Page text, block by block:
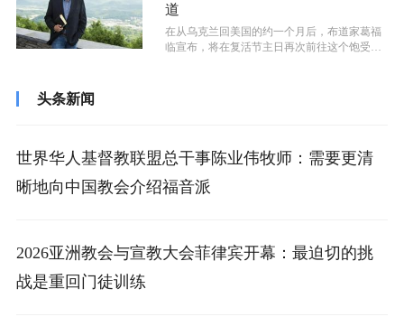
道
在从乌克兰回美国的约一个月后，布道家葛福
临宣布，将在复活节主日再次前往这个饱受战
头条新闻
世界华人基督教联盟总干事陈业伟牧师：需要更清
晰地向中国教会介绍福音派
2026亚洲教会与宣教大会菲律宾开幕：最迫切的挑
战是重回门徒训练